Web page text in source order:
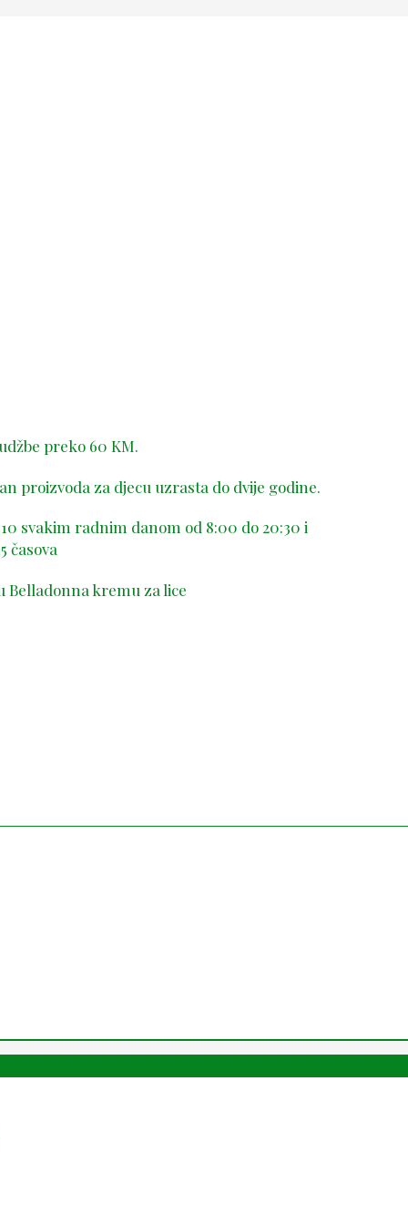
preko 60 KM.
proizvoda za djecu uzrasta do dvije godine.
svakim radnim danom od 8:00 do 20:30 i
časova
Belladonna kremu za lice